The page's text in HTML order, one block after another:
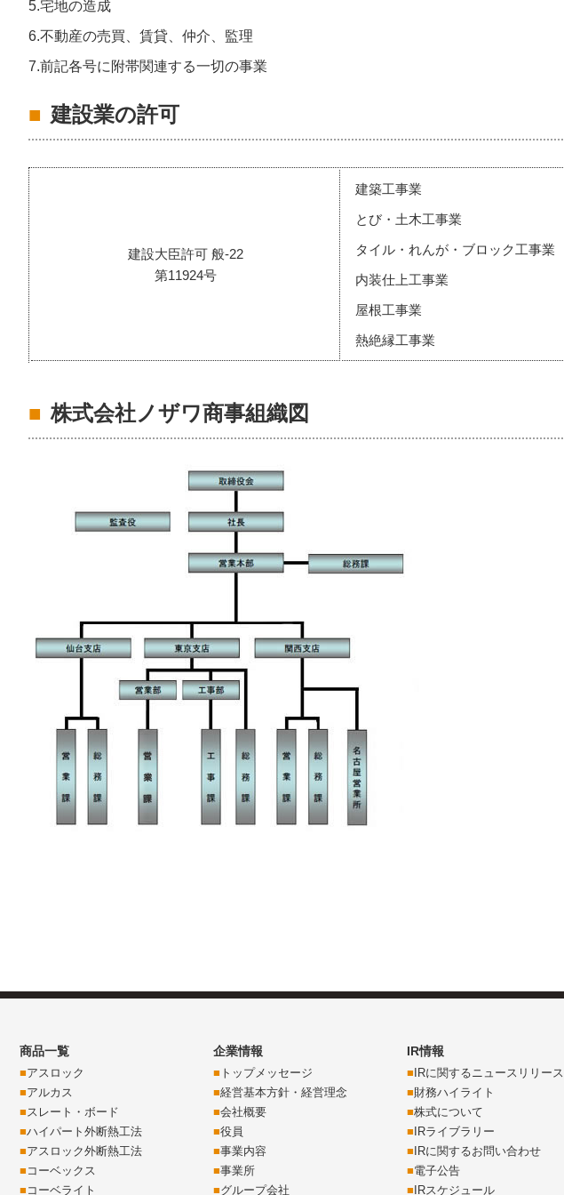
5.宅地の造成
6.不動産の売買、賃貸、仲介、監理
7.前記各号に附帯関連する一切の事業
建設業の許可
建設大臣許可 般-22
第11924号
建築工事業
とび・土木工事業
タイル・れんが・ブロック工事業
内装仕上工事業
屋根工事業
熱絶縁工事業
株式会社ノザワ商事組織図
商品一覧
アスロック
アルカス
スレート・ボード
ハイパート外断熱工法
アスロック外断熱工法
コーベックス
コーベライト
企業情報
トップメッセージ
経営基本方針・経営理念
会社概要
役員
事業内容
事業所
グループ会社
IR情報
IRに関するニュースリリース
財務ハイライト
株式について
IRライブラリー
IRに関するお問い合わせ
電子公告
IRスケジュール